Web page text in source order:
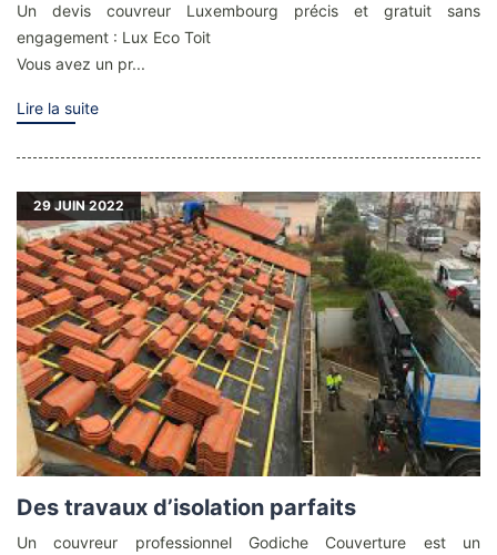
Un devis couvreur Luxembourg précis et gratuit sans
engagement : Lux Eco Toit
Vous avez un pr...
Lire la suite
29 JUIN 2022
Des travaux d’isolation parfaits
Un couvreur professionnel Godiche Couverture est un